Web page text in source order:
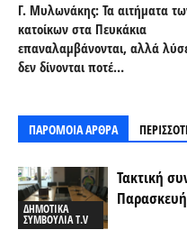
Γ. Μυλωνάκης: Τα αιτήματα
κατοίκων στα Πευκάκια
επαναλαμβάνονται, αλλά
δεν δίνονται ποτέ…
ΠΑΡΟΜΟΙΑ ΑΡΘΡΑ
ΔΗΜΟΤΙΚΑ
ΣΥΜΒΟΥΛΙΑ T.V
Τακτική